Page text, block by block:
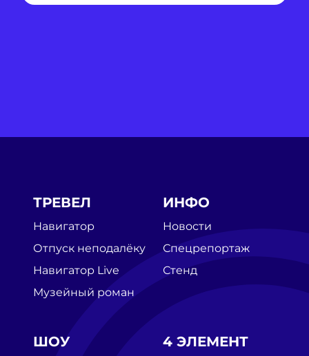
ТРЕВЕЛ
Навигатор
Отпуск неподалёку
Навигатор Live
Музейный роман
ИНФО
Новости
Спецрепортаж
Стенд
ШОУ 4 ЭЛЕМЕНТ